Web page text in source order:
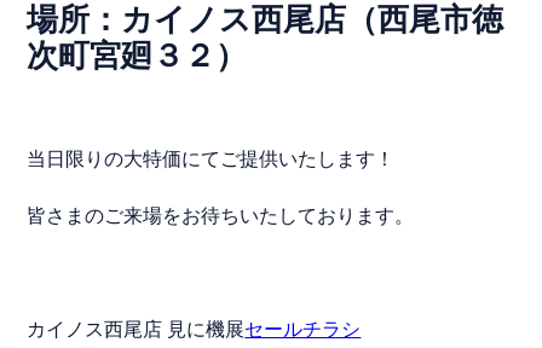
場所：カイノス西尾店（西尾市徳
次町宮廻３２）
当日限りの大特価にてご提供いたします！
皆さまのご来場をお待ちいたしております。
カイノス西尾店 見に機展セールチラシ